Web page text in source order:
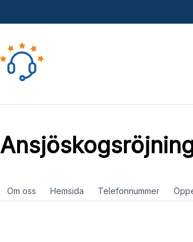
Om oss Hemsida Telefonnummer